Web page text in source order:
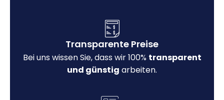
Transparente Preise
Bei uns wissen Sie, dass wir 100% transparent
und günstig arbeiten.